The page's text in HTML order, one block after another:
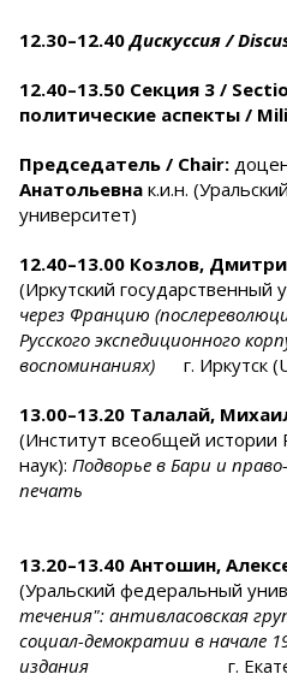
12.30–12.40Дискуссия /
12.40–13.50 Секция 3 /
политические аспекты /
Председатель / Chair:
Анатольевна к.и.н.
университет)
12.40–13.00 Козлов,
(Иркутский государственный
через Францию
Русского экспедиционного
воспоминаниях) г. Иркутск
13.00–13.20 Талалай,
(Институт всеобщей истории
наук): Подворье в Бари и
печать
г. Bari
13.20–13.40 Антошин,
(Уральский федеральный
течения": антивласовская
социал-демократии в начале
издания г.